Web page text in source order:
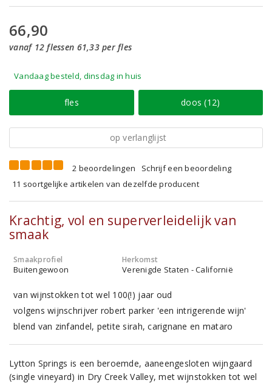
66,90
vanaf 12 flessen 61,33 per fles
Vandaag besteld, dinsdag in huis
fles doos (12)
op verlanglijst
2 beoordelingen
Schrijf een beoordeling
11 soortgelijke artikelen van dezelfde producent
Krachtig, vol en superverleidelijk van
smaak
Smaakprofiel
Buitengewoon
Herkomst
Verenigde Staten - Californië
van wijnstokken tot wel 100(!) jaar oud
volgens wijnschrijver robert parker 'een intrigerende wijn'
blend van zinfandel, petite sirah, carignane en mataro
Lytton Springs is een beroemde, aaneengesloten wijngaard
(single vineyard) in Dry Creek Valley, met wijnstokken tot wel